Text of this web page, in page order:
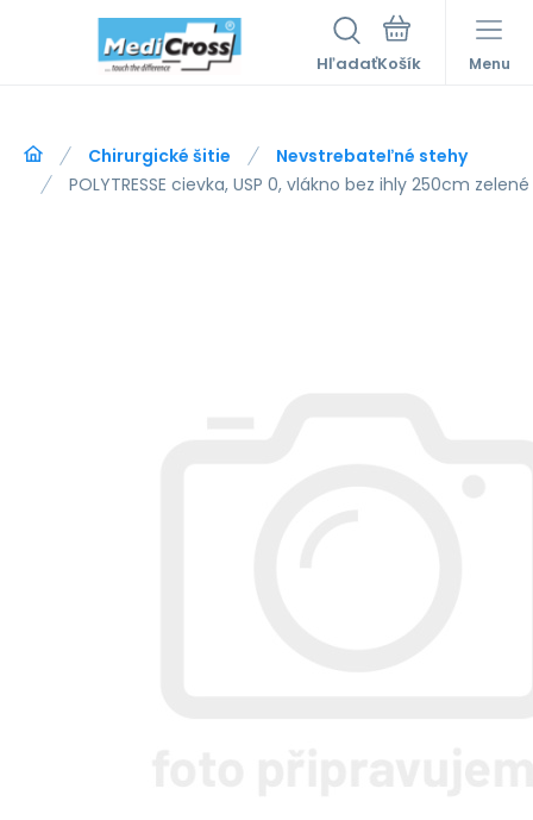
Hľadať Menu
Chirurgické šitie
Nevstrebateľné stehy
POLYTRESSE cievka, USP 0, vlákno bez ihly 250cm